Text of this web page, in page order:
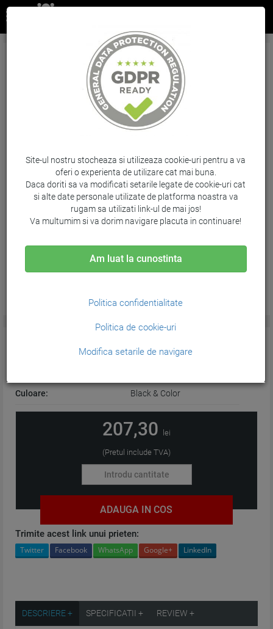
Combo Pack Nr.300 Bk+Col Cn637Ee Original
Brand: HP / Cod: CN637EE
CARACTERISTICI GENERALE:
Culoare: Black & Color
207,30 lei
(Pretul include TVA)
ADAUGA IN COS
Trimite acest link unui prieten:
Twitter Facebook WhatsApp Google+ LinkedIn
DESCRIERE + SPECIFICATII + REVIEW +
Site-ul nostru stocheaza si utilizeaza cookie-uri pentru a va
oferi o experienta de utilizare cat mai buna.
Daca doriti sa va modificati setarile legate de cookie-uri cat
si alte date personale utilizate de platforma noastra va
rugam sa utilizati link-ul de mai jos!
Va multumim si va dorim navigare placuta in continuare!
Am luat la cunostinta
Politica confidentialitate
Politica de cookie-uri
Modifica setarile de navigare